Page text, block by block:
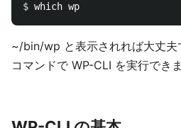
$
~/bin/wp と表示されれば大丈夫
コマンドで WP-CLI を実行できま